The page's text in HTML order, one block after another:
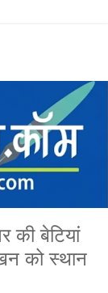
की बेटियां
को स्थान